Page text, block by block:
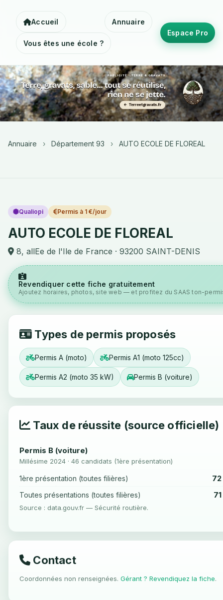
Accueil Annuaire
Vous êtes une école ?
Espace Pro
Annuaire › Département 93 › AUTO ECOLE DE FLOREAL
Qualiopi Permis à 1 €/jour
AUTO ECOLE DE FLOREAL
8, allEe de l'Ile de France · 93200 SAINT-DENIS
Revendiquer cette fiche gratuitement
Ajoutez horaires, photos, site web — et profitez du SAAS ton-
Types de permis proposés
Permis A (moto) Permis A1 (moto 125cc)
Permis A2 (moto 35 kW) Permis B (voiture)
Taux de réussite (source officielle)
Permis B (voiture)
Millésime 2024 · 46 candidats (1ère présentation)
1ère présentation (toutes filières)
Toutes présentations (toutes filières)
Source : data.gouv.fr — Sécurité routière.
Contact
Coordonnées non renseignées. Gérant ? Revendiquez la fiche.